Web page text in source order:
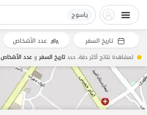
یاسوج
تاريخ السفر عدد الأشخاص
لمشاهدة نتائج أكثر دقة، حددتاريخ السفروعدد الأشخاص